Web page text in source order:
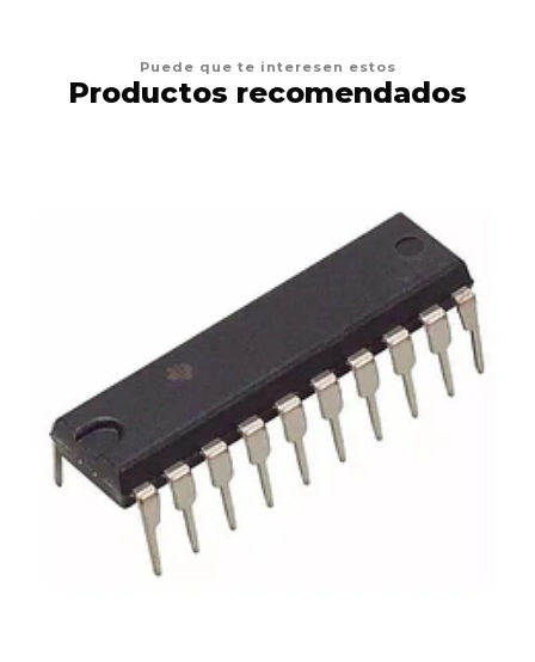
Puede que te interesen estos
Productos recomendados